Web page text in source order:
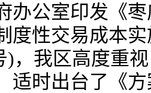
办公室印发《
度性交易成本
)，我区高度重
适时出台了《